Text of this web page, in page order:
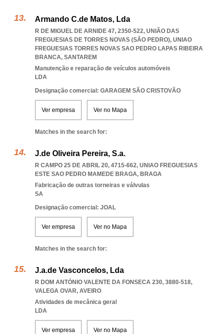
Armando C.de Matos, Lda
R DE MIGUEL DE ARNIDE 47, 2350-522, UNIÃO DAS
FREGUESIAS DE TORRES NOVAS (SÃO PEDRO), UNIAO
FREGUESIAS TORRES NOVAS SAO PEDRO LAPAS RIBEIRA
BRANCA, SANTAREM
Manutenção e reparação de veículos automóveis
LDA
Designação comercial: GARAGEM SÃO CRISTOVÃO
Ver empresa Ver no Mapa
Matches in the search for:
J.de Oliveira Pereira, S.a.
R CAMPO 25 DE ABRIL 20, 4715-662, UNIAO FREGUESIAS
ESTE SAO PEDRO MAMEDE BRAGA, BRAGA
Fabricação de outras torneiras e válvulas
SA
Designação comercial: JOAL
Ver empresa Ver no Mapa
Matches in the search for:
J.a.de Vasconcelos, Lda
R DOM ANTÓNIO VALENTE DA FONSECA 230, 3880-518,
VALEGA OVAR, AVEIRO
Atividades de mecânica geral
LDA
Ver empresa Ver no Mapa